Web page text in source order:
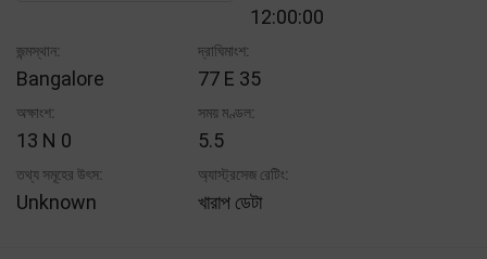
12:00:00
জন্মস্থান:
Bangalore
দ্রাঘিমাংশ:
77 E 35
অক্ষাংশ:
13 N 0
সময় মণ্ডল:
5.5
তথ্য সমূহের উৎস:
Unknown
অ্যাস্ট্রসেজ রেটিং:
খারাপ ডেটা